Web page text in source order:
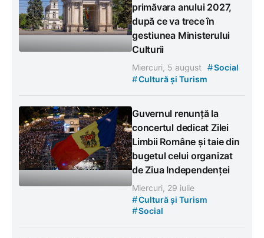
primăvara anului 2027,
după ce va trece în
gestiunea Ministerului
Culturii
Miercuri, 5 august #Social
#Cultură și Turism
Guvernul renunță la
concertul dedicat Zilei
Limbii Române și taie din
bugetul celui organizat
de Ziua Independenței
Miercuri, 29 iulie
#Cultură și Turism
#Social